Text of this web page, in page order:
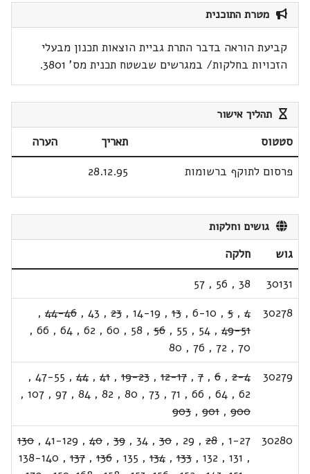
מטרת התוכנית
קביעת הוראה בדבר התרת גביית הוצאות תכנון מבעלי
הזכויות בחלקות/ במגרשים שבשטח תכנית מס' 3801.
תהליך אישור
סטטוס תאריך
הערה
פרסום לתוקף ברשומות
28.12.95
גושים וחלקות
גוש
חלקה
30131
38
,
56
,
57
30278
4
,
5
,
6-10
,
13
,
14-19
,
23
,
43
,
44-46
,
49-51
,
54
,
55
,
56
,
58
,
60
,
62
,
64
,
66
,
70
,
72
,
76
,
80
30279
2-4
,
6
,
7
,
12-17
,
19-23
,
41
,
44
,
47-55
,
62
,
64
,
66
,
71
,
73
,
80
,
82
,
84
,
97
,
107
,
900
,
901
,
903
30280
1-27
,
28
,
29
,
30
,
34
,
39
,
40
,
41-129
,
130
,
131
,
132
,
133
,
134
,
135
,
136
,
137
,
138-140